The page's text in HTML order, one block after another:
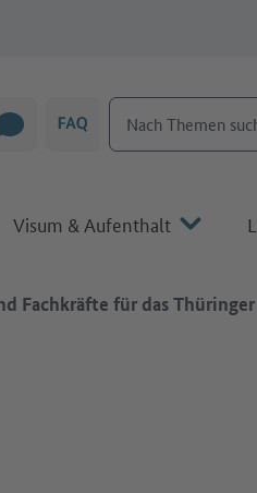
CHAT FAQ
Nach Themen
Visum & Aufenthalt
Fachkräfte für das